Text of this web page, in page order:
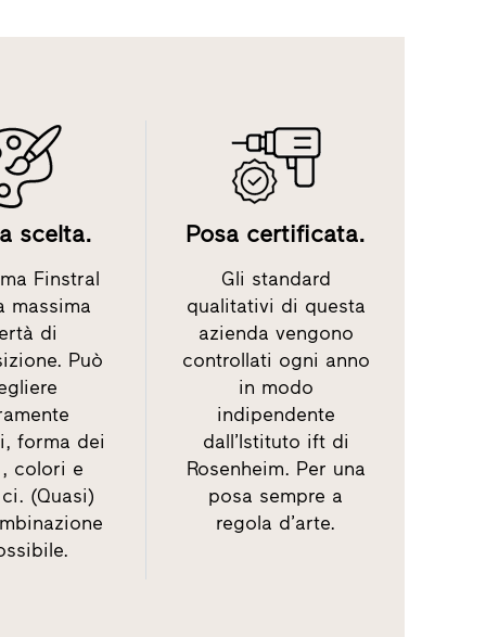
scelta.
Finstral
massima
di
Può
forma dei
colori e
(Quasi)
Posa certificata.
Gli standard
qualitativi di questa
azienda vengono
controllati ogni anno
in modo
indipendente
dall’Istituto ift di
Rosenheim. Per una
posa sempre a
regola d’arte.